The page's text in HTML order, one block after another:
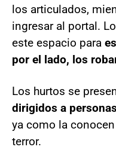
los articulados,
ingresar al portal.
este espacio para
por el lado, los
Los hurtos se
dirigidos a
ya como la
terror.